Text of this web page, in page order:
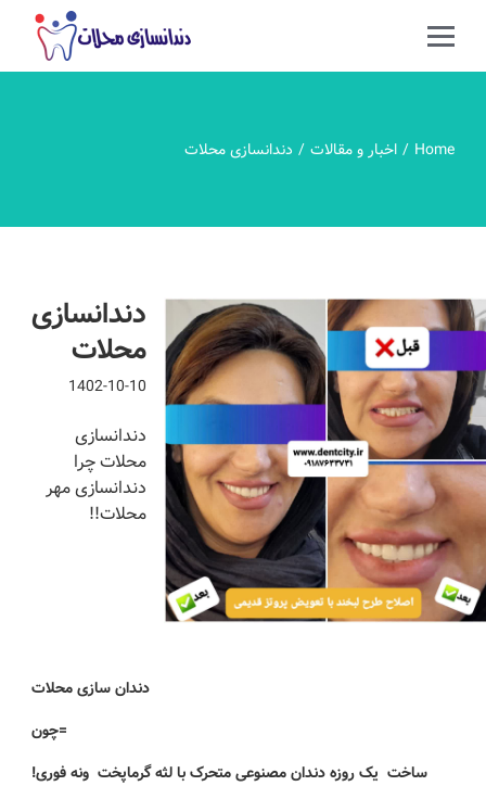
Home اخبار و مقالات دندانسازی محلات
دندانسازی
محلات
1402-10-10
دندانسازی
محلات چرا
دندانسازی مهر
محلات!!
دندان سازی محلات
=چون
ساخت یک روزه دندان مصنوعی متحرک با لثه گرماپخت ونه فوری!